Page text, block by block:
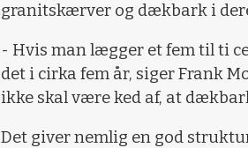
granitskærver og dækbark i
- Hvis man lægger et fem til ti
det i cirka fem år, siger Frank
ikke skal være ked af, at
Det giver nemlig en god